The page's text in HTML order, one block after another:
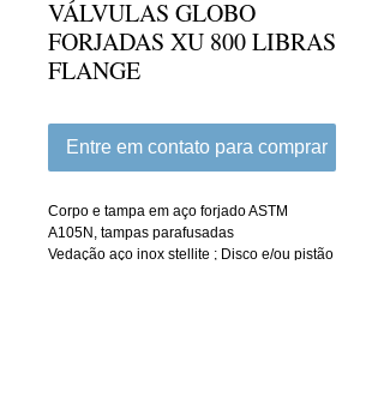
VÁLVULAS GLOBO
FORJADAS XU 800 LIBRAS
FLANGE
Entre em contato para comprar
Corpo e tampa em aço forjado ASTM
A105N, tampas parafusadas
Vedação aço inox stellite ; Disco e/ou pistão